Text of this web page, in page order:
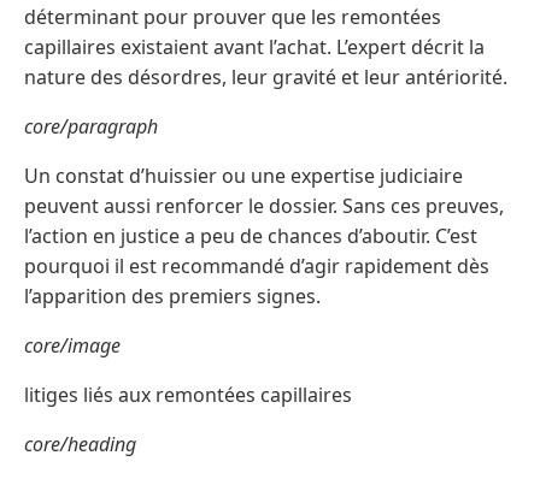
déterminant pour prouver que les remontées
capillaires existaient avant l’achat. L’expert décrit la
nature des désordres, leur gravité et leur antériorité.
core/paragraph
Un constat d’huissier ou une expertise judiciaire
peuvent aussi renforcer le dossier. Sans ces preuves,
l’action en justice a peu de chances d’aboutir. C’est
pourquoi il est recommandé d’agir rapidement dès
l’apparition des premiers signes.
core/image
litiges liés aux remontées capillaires
core/heading